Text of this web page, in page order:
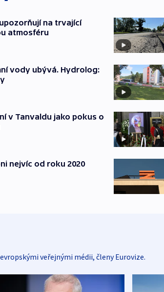
na trvající
atmosféru
vody ubývá. Hydrolog:
v Tanvaldu jako pokus o
nejvíc od roku 2020
veřejnými médii, členy Eurovize.